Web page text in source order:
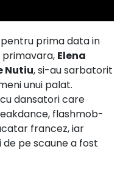
prima data in
primavara, Elena
Nutiu, si-au sarbatorit
unui palat.
dansatori care
flashmob-
francez, iar
pe scaune a fost